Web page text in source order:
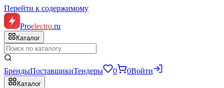
Перейти к содержимому
Proelectro.ru
Каталог
БрендыПоставщикиТендеры 0 0Войти
Каталог